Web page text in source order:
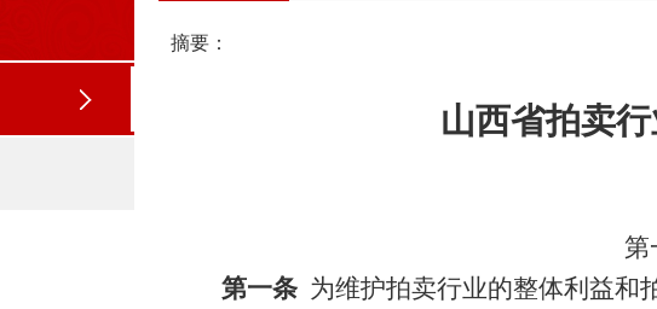
摘要：
山西省拍卖
第一条 为维护拍卖行业的整体利益和